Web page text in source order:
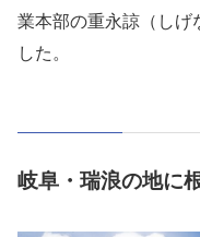
業本部の重永諒（しげ
した。
岐阜・瑞浪の地に